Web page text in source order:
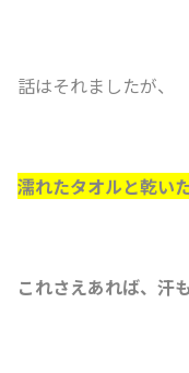
話はそれましたが、
濡れたタオルと乾い
これさえあれば、